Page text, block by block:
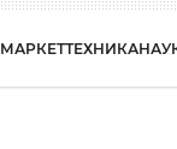
МАРКЕТТЕХНИКА